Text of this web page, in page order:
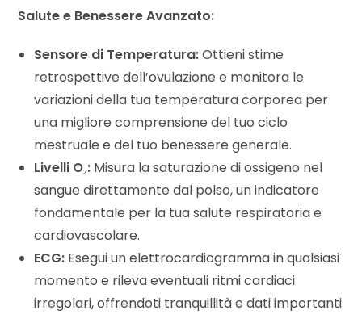
Salute e Benessere Avanzato:
Sensore di Temperatura:Ottieni stime
retrospettive dell’ovulazione e monitora le
variazioni della tua temperatura corporea per
una migliore comprensione del tuo ciclo
mestruale e del tuo benessere generale.
Livelli O₂: Misura la saturazione di ossigeno nel
sangue direttamente dal polso, un indicatore
fondamentale per la tua salute respiratoria e
cardiovascolare.
ECG: Esegui un elettrocardiogramma in qualsiasi
momento e rileva eventuali ritmi cardiaci
irregolari, offrendoti tranquillità e dati importanti